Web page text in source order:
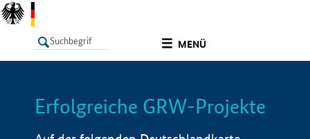
MENÜ
LISTE Info
Erfolgreiche GRW-Projekte